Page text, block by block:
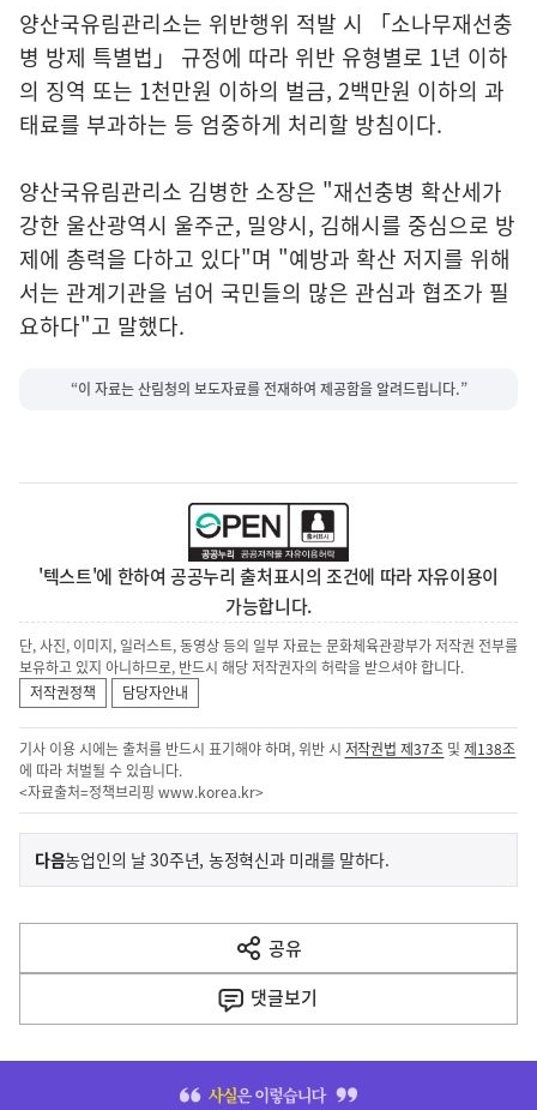
양산국유림관리소는 위반행위 적발 시 「소나무재선충
병 방제 특별법」 규정에 따라 위반 유형별로 1년 이하
의 징역 또는 1천만원 이하의 벌금, 2백만원 이하의 과
태료를 부과하는 등 엄중하게 처리할 방침이다.
양산국유림관리소 김병한 소장은 "재선충병 확산세가
강한 울산광역시 울주군, 밀양시, 김해시를 중심으로 방
제에 총력을 다하고 있다"며 "예방과 확산 저지를 위해
서는 관계기관을 넘어 국민들의 많은 관심과 협조가 필
요하다"고 말했다.
“이 자료는 산림청의 보도자료를 전재하여 제공함을 알려드립니다.”
'텍스트'에 한하여 공공누리 출처표시의 조건에 따라 자유이용이
가능합니다.
단, 사진, 이미지, 일러스트, 동영상 등의 일부 자료는 문화체육관광부가 저작권 전부를
보유하고 있지 아니하므로, 반드시 해당 저작권자의 허락을 받으셔야 합니다.
저작권정책
담당자안내
기사 이용 시에는 출처를 반드시 표기해야 하며, 위반 시 저작권법 제37조 및제138조
에 따라 처벌될 수 있습니다.
<자료출처=정책브리핑 www.korea.kr>
이
전
다
음
다음기
사
농업인의 날 30주년, 농정혁신과 미래를 말하다.
공유
열
기
댓글보기